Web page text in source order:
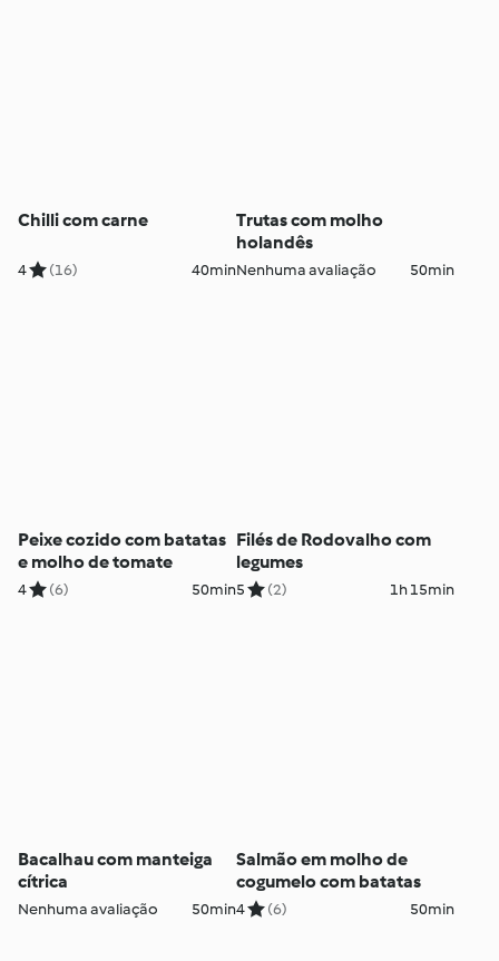
Chilli com carne
4 (16) 40min
Trutas com molho
holandês
Nenhuma avaliação 50min
Peixe cozido com batatas
e molho de tomate
4 (6) 50min
Filés de Rodovalho com
legumes
5 (2) 1h 15min
Bacalhau com manteiga
cítrica
Nenhuma avaliação 50min
Salmão em molho de
cogumelo com batatas
4 (6) 50min